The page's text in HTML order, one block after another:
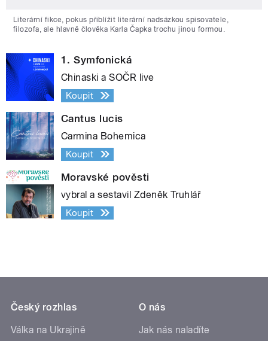
Literární fikce, pokus přiblížit literární nadsázkou spisovatele,
filozofa, ale hlavně člověka Karla Čapka trochu jinou formou.
1. Symfonická
Chinaski a SOČR live
Koupit
Cantus lucis
Carmina Bohemica
Koupit
Moravské pověsti
vybral a sestavil Zdeněk Truhlář
Koupit
Český rozhlas
Válka na Ukrajině
O nás
Jak nás naladíte